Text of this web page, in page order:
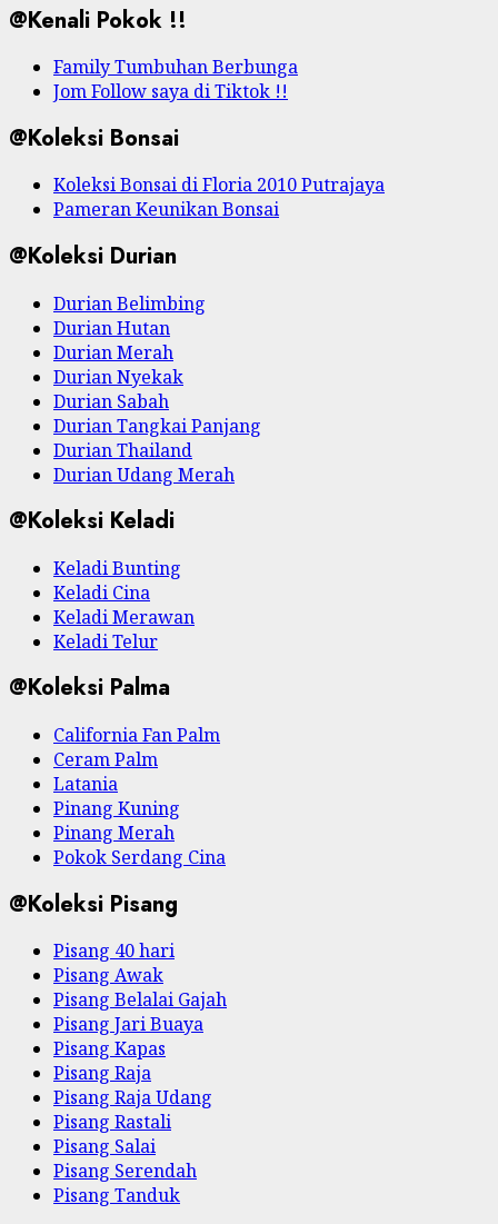
@Kenali Pokok !!
Family Tumbuhan Berbunga
Jom Follow saya di Tiktok !!
@Koleksi Bonsai
Koleksi Bonsai di Floria 2010 Putrajaya
Pameran Keunikan Bonsai
@Koleksi Durian
Durian Belimbing
Durian Hutan
Durian Merah
Durian Nyekak
Durian Sabah
Durian Tangkai Panjang
Durian Thailand
Durian Udang Merah
@Koleksi Keladi
Keladi Bunting
Keladi Cina
Keladi Merawan
Keladi Telur
@Koleksi Palma
California Fan Palm
Ceram Palm
Latania
Pinang Kuning
Pinang Merah
Pokok Serdang Cina
@Koleksi Pisang
Pisang 40 hari
Pisang Awak
Pisang Belalai Gajah
Pisang Jari Buaya
Pisang Kapas
Pisang Raja
Pisang Raja Udang
Pisang Rastali
Pisang Salai
Pisang Serendah
Pisang Tanduk